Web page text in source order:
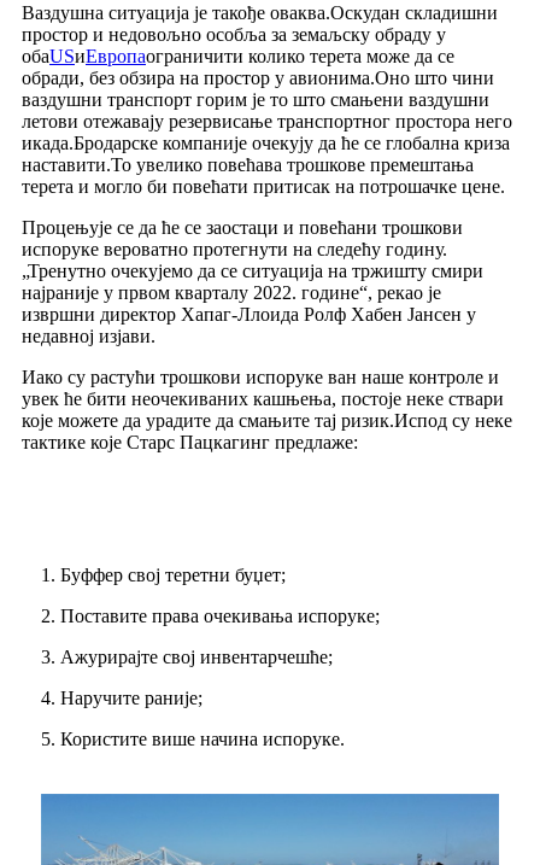
Ваздушна ситуација је такође оваква.Оскудан складишни
простор и недовољно особља за земаљску обраду у
обаUSиЕвропаограничити колико терета може да се
обради, без обзира на простор у авионима.Оно што чини
ваздушни транспорт горим је то што смањени ваздушни
летови отежавају резервисање транспортног простора него
икада.Бродарске компаније очекују да ће се глобална криза
наставити.То увелико повећава трошкове премештања
терета и могло би повећати притисак на потрошачке цене.
Процењује се да ће се заостаци и повећани трошкови
испоруке вероватно протегнути на следећу годину.
„Тренутно очекујемо да се ситуација на тржишту смири
најраније у првом кварталу 2022. године“, рекао је
извршни директор Хапаг-Ллоида Ролф Хабен Јансен у
недавној изјави.
Иако су растући трошкови испоруке ван наше контроле и
увек ће бити неочекиваних кашњења, постоје неке ствари
које можете да урадите да смањите тај ризик.Испод су неке
тактике које Старс Пацкагинг предлаже:
1. Буффер свој теретни буџет;
2. Поставите права очекивања испоруке;
3. Ажурирајте свој инвентарчешће;
4. Наручите раније;
5. Користите више начина испоруке.